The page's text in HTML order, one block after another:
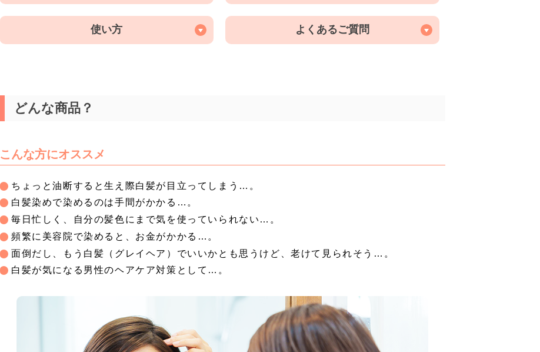
使い方 よくあるご質問
どんな商品？
こんな方にオススメ
ちょっと油断すると生え際白髪が目立ってしまう…。
白髪染めで染めるのは手間がかかる…。
毎日忙しく、自分の髪色にまで気を使っていられない…。
頻繁に美容院で染めると、お金がかかる…。
面倒だし、もう白髪（グレイヘア）でいいかとも思うけど、老けて見られそう…。
白髪が気になる男性のヘアケア対策として…。